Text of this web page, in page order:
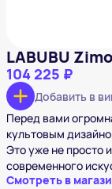
LABUBU
104 225 ₽
Добавить в
Перед вами
культовым
Это уже не просто
современного
Смотреть в